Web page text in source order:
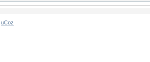
uCoz